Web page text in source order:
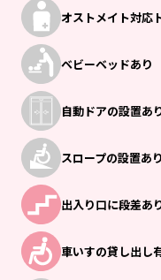
オストメイト対応
ベビーベッドあり
自動ドアの設置あ
スロープの設置あり
出入り口に段差あ
車いすの貸し出し